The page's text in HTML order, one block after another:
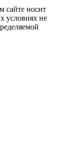
сайте носит
условиях не